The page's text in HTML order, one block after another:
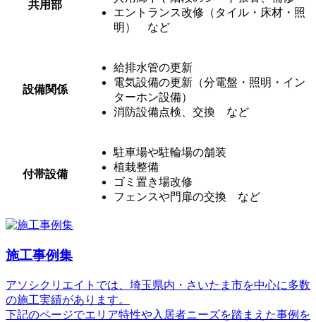
共用部
エントランス改修（タイル・床材・照
明） など
設備関係
給排水管の更新
電気設備の更新（分電盤・照明・イン
ターホン設備）
消防設備点検、交換 など
付帯設備
駐車場や駐輪場の舗装
植栽整備
ゴミ置き場改修
フェンスや門扉の交換 など
施工事例集
アソシクリエイトでは、埼玉県内・さいたま市を中心に多数
の施工実績があります。
下記のページでエリア特性や入居者ニーズを踏まえた事例を